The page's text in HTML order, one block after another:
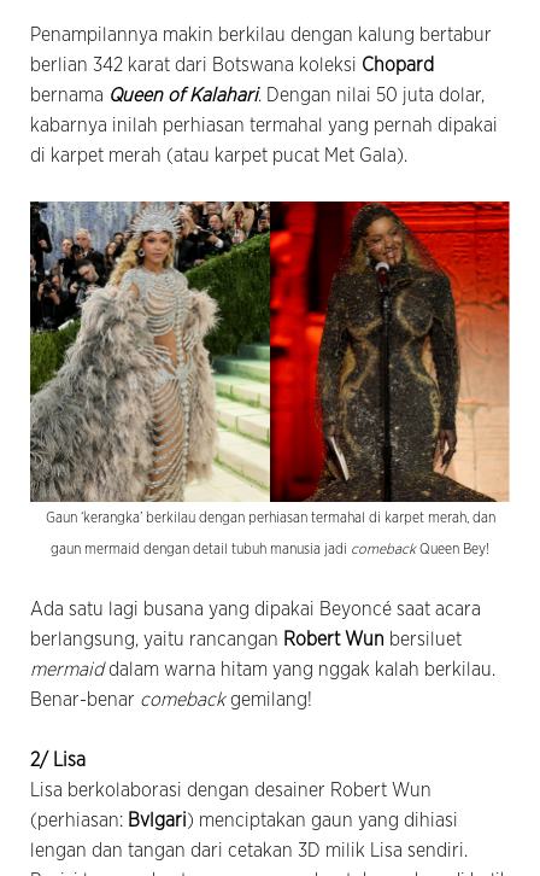
Penampilannya makin berkilau dengan kalung bertabur
berlian 342 karat dari Botswana koleksi Chopard
bernama Queen of Kalahari. Dengan nilai 50 juta dolar,
kabarnya inilah perhiasan termahal yang pernah dipakai
di karpet merah (atau karpet pucat Met Gala).
Gaun ‘kerangka’ berkilau dengan perhiasan termahal di karpet merah, dan
gaun mermaid dengan detail tubuh manusia jadi comebackQueen Bey!
Ada satu lagi busana yang dipakai Beyoncé saat acara
berlangsung, yaitu rancangan Robert Wun bersiluet
mermaiddalam warna hitam yang nggak kalah berkilau.
Benar-benar comebackgemilang!
2/ Lisa
Lisa berkolaborasi dengan desainer Robert Wun
(perhiasan: Bvlgari) menciptakan gaun yang dihiasi
lengan dan tangan dari cetakan 3D milik Lisa sendiri.